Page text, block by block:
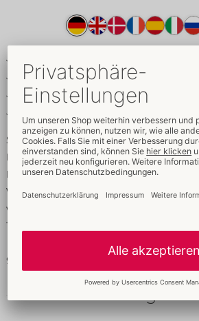
Produkttext
Extravagante Zickzack-Optik
Elastische Träger verstellbar
Setzt dynamisch funkelnd in Szene!
Eng geschnittenes, schwarzes Träger-
PARTY in silberglitzernder Zickzack-Optik.
V-Ausschnitt, die schmalen elastischen
verstellbar. Rundum elastisch und weich
Tragekomfort.
95% Polyamid, 5% Elasthan.